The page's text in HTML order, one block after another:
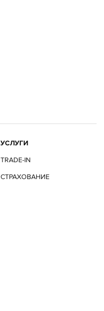
УСЛУГИ
TRADE-IN
СТРАХОВАНИЕ